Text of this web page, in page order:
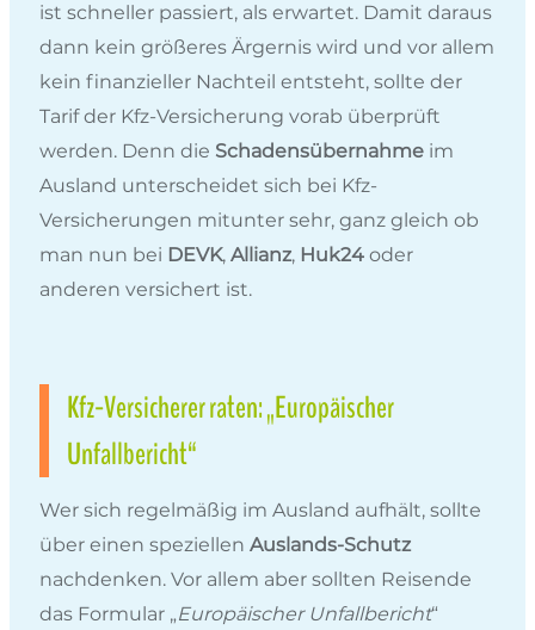
ist schneller passiert, als erwartet. Damit daraus
dann kein größeres Ärgernis wird und vor allem
kein finanzieller Nachteil entsteht, sollte der
Tarif der Kfz-Versicherung vorab überprüft
werden. Denn die Schadensübernahme im
Ausland unterscheidet sich bei Kfz-
Versicherungen mitunter sehr, ganz gleich ob
man nun bei DEVK, Allianz, Huk24 oder
anderen versichert ist.
Kfz-Versicherer raten: „Europäischer
Unfallbericht“
Wer sich regelmäßig im Ausland aufhält, sollte
über einen speziellen Auslands-Schutz
nachdenken. Vor allem aber sollten Reisende
das Formular „Europäischer Unfallbericht“